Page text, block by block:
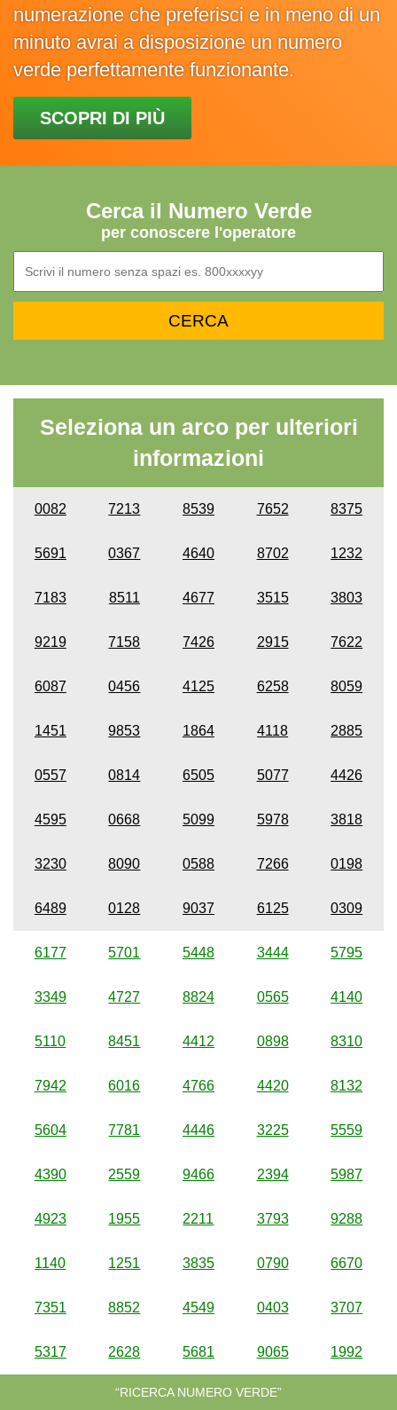
numerazione che preferisci e in meno di un
minuto avrai a disposizione un numero
verde perfettamente funzionante.
SCOPRI DI PIÙ
Cerca il Numero Verde
per conoscere l'operatore
Seleziona un arco per ulteriori
informazioni
0082 7213 8539 7652 8375
5691 0367 4640 8702 1232
7183 8511 4677 3515 3803
9219 7158 7426 2915 7622
6087 0456 4125 6258 8059
1451 9853 1864 4118 2885
0557 0814 6505 5077 4426
4595 0668 5099 5978 3818
3230 8090 0588 7266 0198
6489 0128 9037 6125 0309
6177 5701 5448 3444 5795
3349 4727 8824 0565 4140
5110 8451 4412 0898 8310
7942 6016 4766 4420 8132
5604 7781 4446 3225 5559
4390 2559 9466 2394 5987
4923 1955 2211 3793 9288
1140 1251 3835 0790 6670
7351 8852 4549 0403 3707
5317 2628 5681 9065 1992
“RICERCA NUMERO VERDE”